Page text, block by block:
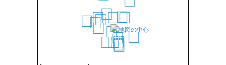
1
2
5
6
7
8
9
10
1112
14
16
20